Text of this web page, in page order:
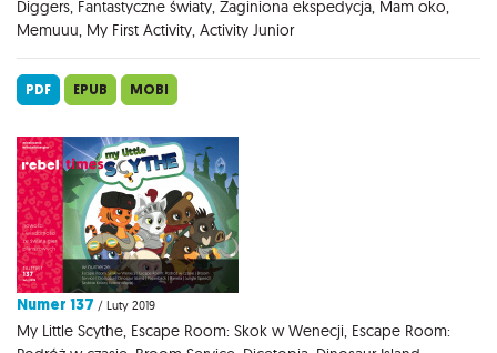
Diggers, Fantastyczne światy, Zaginiona ekspedycja, Mam oko,
Memuuu, My First Activity, Activity Junior
PDF EPUB MOBI
Numer 137 / Luty 2019
My Little Scythe, Escape Room: Skok w Wenecji, Escape Room: